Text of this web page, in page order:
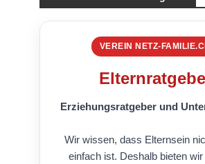
VEREIN NETZ-
Erziehungsratgeber und
Wir wissen, dass Elternsein
einfach ist. Deshalb bieten